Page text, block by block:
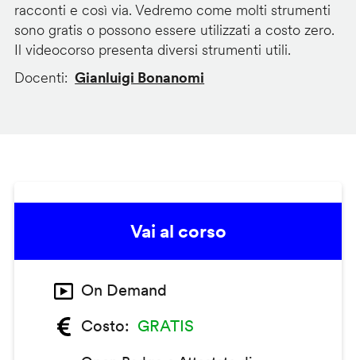
racconti e così via. Vedremo come molti strumenti
sono gratis o possono essere utilizzati a costo zero.
Il videocorso presenta diversi strumenti utili.
Docenti
Gianluigi Bonanomi
Vai al corso
On Demand
Costo
GRATIS